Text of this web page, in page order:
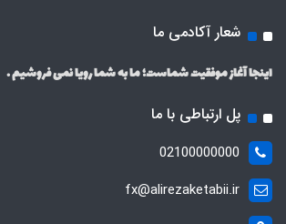
شعار آکادمی ما
اینجا آغاز موفقیت شماست؛ ما به شما رویا نمی فروشیم .
پل ارتباطی با ما
02100000000
fx@alirezaketabii.ir